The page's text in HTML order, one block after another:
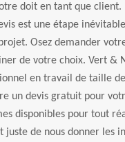
doit en tant que client.
est une étape
Osez demander
de votre choix. Vert &
en travail de taille
un devis gratuit pour
disponibles pour tout
juste de nous donner les